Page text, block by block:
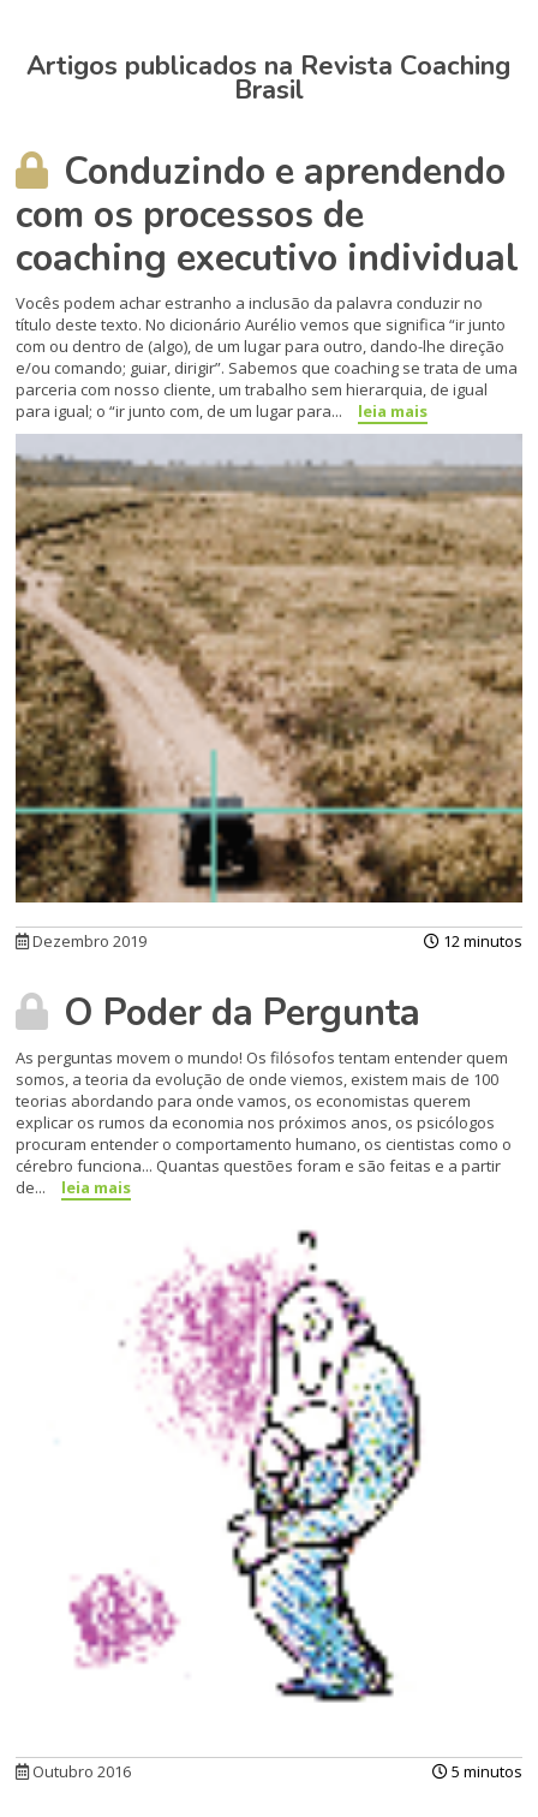
Artigos publicados na Revista Coaching
Brasil
Conduzindo e aprendendo
com os processos de
coaching executivo individual
Vocês podem achar estranho a inclusão da palavra conduzir no
título deste texto. No dicionário Aurélio vemos que significa “ir junto
com ou dentro de (algo), de um lugar para outro, dando-lhe direção
e/ou comando; guiar, dirigir”. Sabemos que coaching se trata de uma
parceria com nosso cliente, um trabalho sem hierarquia, de igual
para igual; o “ir junto com, de um lugar para...
leia mais
Dezembro 2019 12 minutos
O Poder da Pergunta
As perguntas movem o mundo! Os filósofos tentam entender quem
somos, a teoria da evolução de onde viemos, existem mais de 100
teorias abordando para onde vamos, os economistas querem
explicar os rumos da economia nos próximos anos, os psicólo­gos
procuram entender o comportamento humano, os cientistas como o
cérebro fun­ciona... Quantas questões foram e são feitas e a partir
de...
leia mais
Outubro 2016 5 minutos